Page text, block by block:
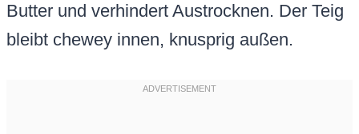
Butter und verhindert Austrocknen. Der Teig
bleibt chewey innen, knusprig außen.